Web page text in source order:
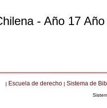
- Año 17
| Escuela de derecho | Sistema de